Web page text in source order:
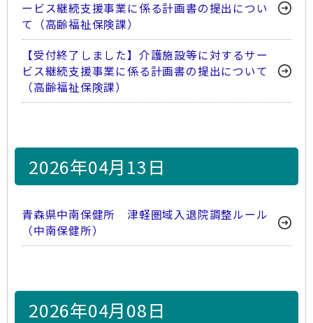
ービス継続支援事業に係る計画書の提出につい
て（高齢福祉保険課）
【受付終了しました】介護施設等に対するサー
ビス継続支援事業に係る計画書の提出について
（高齢福祉保険課）
2026年04月13日
青森県中南保健所 津軽圏域入退院調整ルール
（中南保健所）
2026年04月08日